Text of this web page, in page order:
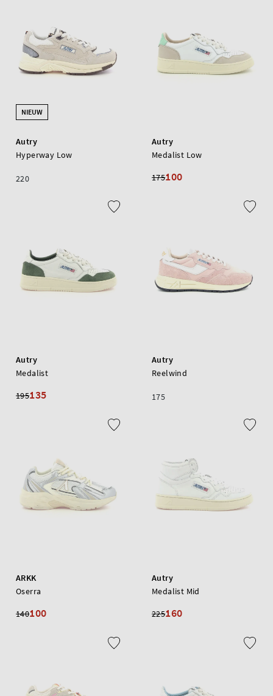
NIEUW
Autry
Hyperway Low
220
Autry
Medalist Low
175100
Autry
Medalist
195135
Autry
Reelwind
175
ARKK
Oserra
140100
Autry
Medalist Mid
225160